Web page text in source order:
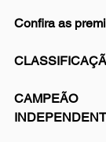
Confira as
CAMPEÃO